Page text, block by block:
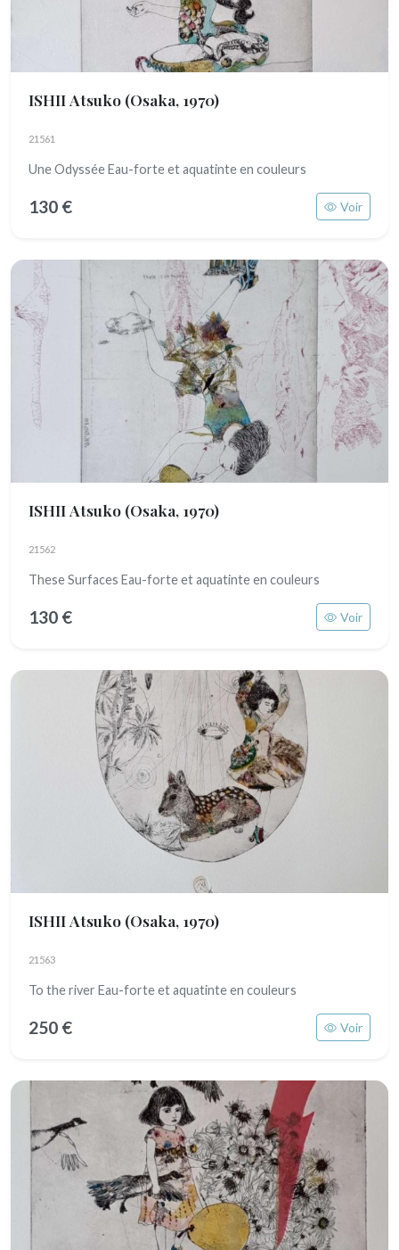
ISHII Atsuko (Osaka, 1970)
21561
Une Odyssée Eau-forte et aquatinte en couleurs
130 € Voir
ISHII Atsuko (Osaka, 1970)
21562
These Surfaces Eau-forte et aquatinte en couleurs
130 € Voir
ISHII Atsuko (Osaka, 1970)
21563
To the river Eau-forte et aquatinte en couleurs
250 € Voir